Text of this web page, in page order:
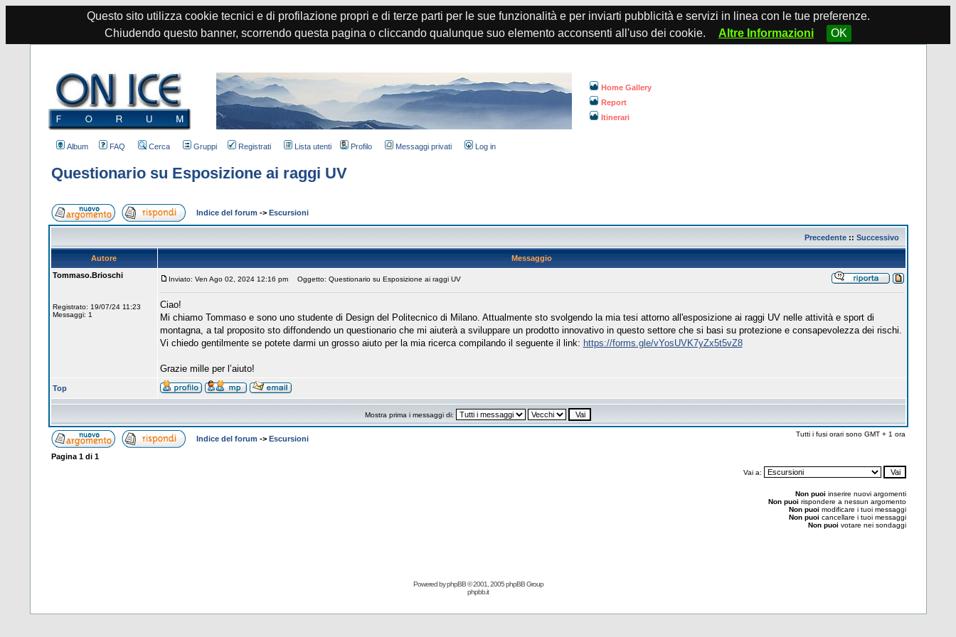
Questo sito utilizza cookie tecnici e di profilazione propri e di terze parti per le sue funzionalità e per inviarti pubblicità e servizi in linea con le tue preferenze.
Chiudendo questo banner, scorrendo questa pagina o cliccando qualunque suo elemento acconsenti all'uso dei cookie.
Altre Informazioni OK
Home Gallery
Report
Itinerari
Album FAQ Cerca Gruppi Registrati Lista utenti Profilo Messaggi privati Log in
Questionario su Esposizione ai raggi UV
Indice del forum -> Escursioni
Precedente:: Successivo
Autore
Messaggio
Tommaso.Brioschi
Registrato: 19/07/24 11:23
Messaggi: 1
Inviato: Ven Ago 02, 2024 12:16 pm Oggetto: Questionario su Esposizione ai raggi UV
Ciao!
Mi chiamo Tommaso e sono uno studente di Design del Politecnico di Milano. Attualmente sto svolgendo la mia tesi attorno all'esposizione ai raggi UV nelle attività e sport di
montagna, a tal proposito sto diffondendo un questionario che mi aiuterà a sviluppare un prodotto innovativo in questo settore che si basi su protezione e consapevolezza dei rischi.
Vi chiedo gentilmente se potete darmi un grosso aiuto per la mia ricerca compilando il seguente il link: https://forms.gle/vYosUVK7yZx5t5vZ8
Grazie mille per l’aiuto!
Top
Mostra prima i messaggi di:
Indice del forum -> Escursioni
Tutti i fusi orari sono GMT + 1 ora
Pagina 1di 1
Vai a:
Non puoi inserire nuovi argomenti
Non puoi rispondere a nessun argomento
Non puoi modificare i tuoi messaggi
Non puoi cancellare i tuoi messaggi
Non puoi votare nei sondaggi
Powered byphpBB© 2001, 2005 phpBB Group
phpbb.it